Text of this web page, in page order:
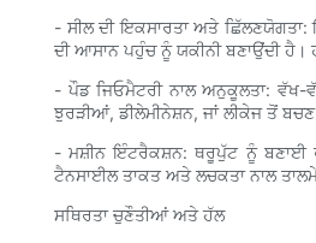
- ਸੀਲ ਦੀ ਇਕਸਾਰਤਾ ਅਤੇ
ਦੀ ਆਸਾਨ ਪਹੁੰਚ ਨੂੰ ਯਕੀਨੀ ਬਣਾਉਂਦੀ
- ਪੌਡ ਜਿਓਮੈਟਰੀ ਨਾਲ ਅਨੁਕੂਲਤਾ:
ਝੁਰੜੀਆਂ, ਡੀਲੇਮੀਨੇਸ਼ਨ, ਜਾਂ ਲੀਕੇਜ ਤੋਂ
- ਮਸ਼ੀਨ ਇੰਟਰੈਕਸ਼ਨ: ਥਰੂਪੁੱਟ ਨੂੰ
ਟੈਨਸਾਈਲ ਤਾਕਤ ਅਤੇ ਲਚਕਤਾ ਨਾਲ
ਸਥਿਰਤਾ ਚੁਣੌਤੀਆਂ ਅਤੇ ਹੱਲ